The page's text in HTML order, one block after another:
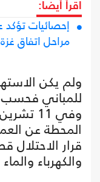
اقرأ أيضا:
إحصائيات تؤكد
مراحل اتفاق غزة
ولم يكن
للمباني
المحطة عن
قرار الاحتلال
والكهرباء